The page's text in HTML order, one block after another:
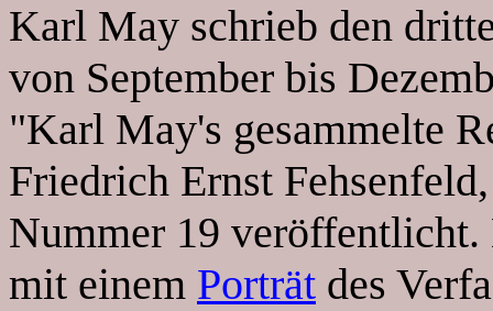
Karl May schrieb den
von September bis
"Karl May's gesammelte
Friedrich Ernst
Nummer 19
mit einem Porträt des